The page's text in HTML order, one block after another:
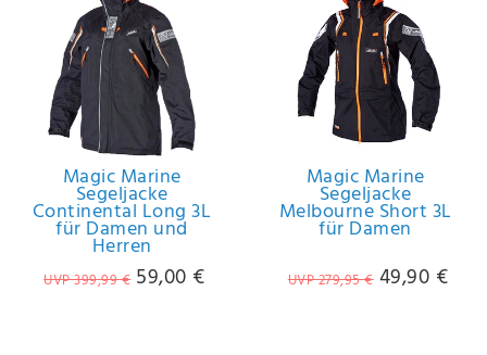
Hiermit
bestätige
ich, dass
ich die
Daten­
schutz­
erklärung
gelesen
habe.*
rag
Magic Marine
Segeljacke
Continental Long 3L
für Damen und
Herren
UVP 399,99 € 59,00 €
Magic Marine
Segeljacke
Melbourne Short 3L
für Damen
UVP 279,95 € 49,90 €